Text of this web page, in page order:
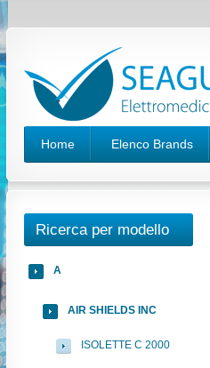
Home Elenco Brands
Ricerca per modello
A
AIR SHIELDS INC
ISOLETTE C 2000